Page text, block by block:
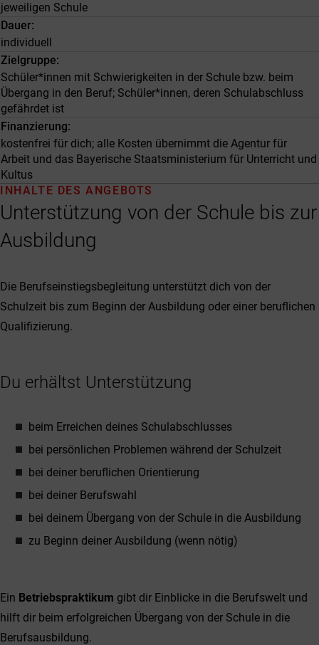
jeweiligen Schule
Dauer
individuell
Zielgruppe
Schüler*innen mit Schwierigkeiten in der Schule bzw. beim
Übergang in den Beruf; Schüler*innen, deren Schulabschluss
gefährdet ist
Finanzierung
kostenfrei für dich; alle Kosten übernimmt die Agentur für
Arbeit und das Bayerische Staatsministerium für Unterricht und
Kultus
Unterstützung von der Schule bis zur
Ausbildung
INHALTE DES ANGEBOTS
Die Berufseinstiegsbegleitung unterstützt dich von der
Schulzeit bis zum Beginn der Ausbildung oder einer beruflichen
Qualifizierung.
Du erhältst Unterstützung
beim Erreichen deines Schulabschlusses
bei persönlichen Problemen während der Schulzeit
bei deiner beruflichen Orientierung
bei deiner Berufswahl
bei deinem Übergang von der Schule in die Ausbildung
zu Beginn deiner Ausbildung (wenn nötig)
Ein Betriebspraktikum gibt dir Einblicke in die Berufswelt und
hilft dir beim erfolgreichen Übergang von der Schule in die
Berufsausbildung.